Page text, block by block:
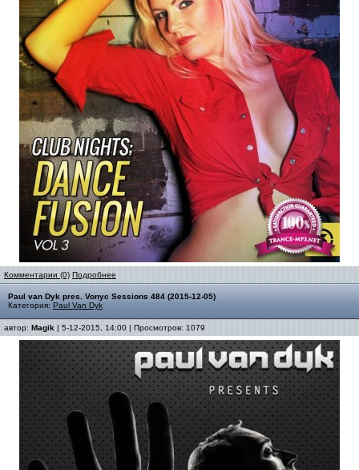
Комментарии (0) Подробнее
Paul van Dyk pres. Vonyc Sessions 484 (2015-12-05)
Категория: Paul Van Dyk
автор: Magik | 5-12-2015, 14:00 | Просмотров: 1079